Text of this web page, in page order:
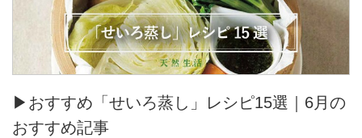
▶おすすめ「せいろ蒸し」レシピ15選｜6月の
おすすめ記事